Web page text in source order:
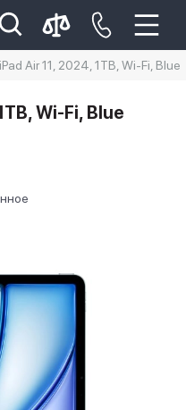
Air 11, 2024, 1TB, Wi-Fi, Blue
Wi-Fi, Blue